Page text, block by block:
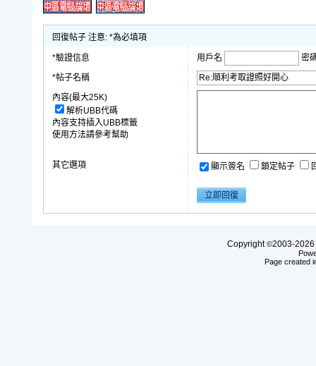
回復帖子 注意: *為必填項
*驗證信息 用戶名
密
*帖子名稱
內容(最大25K)
解析UBB代碼
內容支持插入UBB標籤
使用方法請參考幫助
其它選項 顯示簽名 鎖定帖子
Copyright©2003-2026
Page created